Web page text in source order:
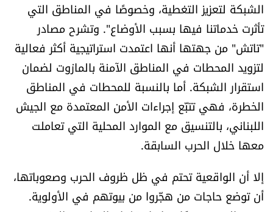
الشبكة لتعزيز التغطية، وخصوصًا في المناطق التي
تأثرت خدماتنا فيها بسبب الأوضاع". وتشرح مصادر
"تاتش" من جهتها أنها اعتمدت استراتيجية أكثر فعالية
لتزويد المحطات في المناطق الآمنة بالمازوت لضمان
استقرار الشبكة. أما بالنسبة للمحطات في المناطق
الخطرة، فهي تتبّع إجراءات الأمن المعتمدة مع الجيش
اللبناني، بالتنسيق مع الموارد المحلية التي تعاملت
معها خلال الحرب السابقة.
إلا أن الواقعية تحتم في ظل ظروف الحرب وصعوباتها،
أن توضع حاجات من هجّروا من بيوتهم في الأولوية.